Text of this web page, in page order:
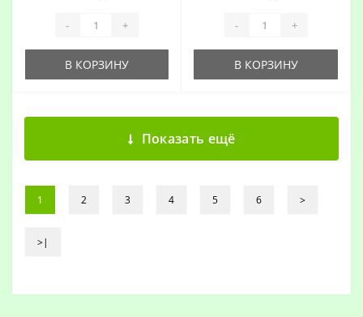
- +
В КОРЗИНУ
- +
В КОРЗИНУ
Показать ещё
1 2 3 4 5 6 >
>|